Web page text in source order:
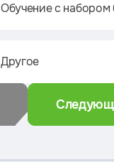
Обучение с
Другое